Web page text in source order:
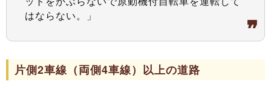
はならない。」
片側2車線（両側4車線）以上の道路